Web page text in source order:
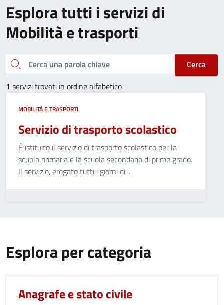
Esplora tutti i servizi di
Mobilità e trasporti
Cerca una parola chiave
Cerca
1 servizi trovati in ordine alfabetico
MOBILITÀ E TRASPORTI
Servizio di trasporto scolastico
È istituito il servizio di trasporto scolastico per la
scuola primaria e la scuola secondaria di primo grado.
Il servizio, erogato tutti i giorni di ...
Esplora per categoria
Anagrafe e stato civile